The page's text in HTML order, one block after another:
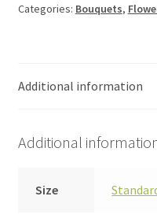
6
Categories: Bouquets,
Additional information
Additional
Size